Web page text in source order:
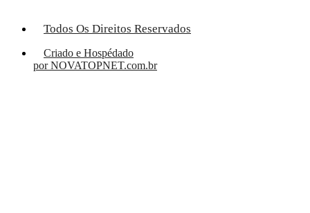
Todos Os Direitos Reservados
Criado e Hospédado
por NOVATOPNET.com.br